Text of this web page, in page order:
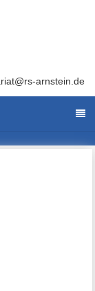
arnstein.de